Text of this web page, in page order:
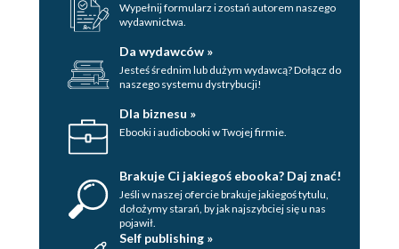
Wypełnij formularz i zostań autorem naszego
wydawnictwa.
Da wydawców »
Jesteś średnim lub dużym wydawcą? Dołącz do
naszego systemu dystrybucji!
Dla biznesu »
Ebooki i audiobooki w Twojej firmie.
Brakuje Ci jakiegoś ebooka? Daj znać!
Jeśli w naszej ofercie brakuje jakiegoś tytulu,
dołożymy starań, by jak najszybciej się u nas
pojawił.
Self publishing »